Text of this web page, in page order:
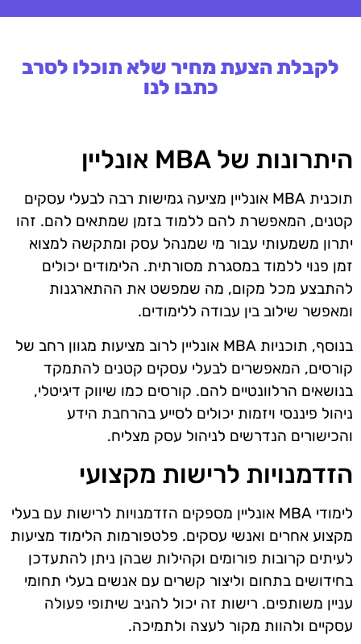
לקבלת הצעת מחיר שלא תוכלו לסרב
כתבו לנו
היתרונות של MBA אונליין
תוכנית MBA אונליין מציעה גמישות רבה לבעלי עסקים
קטנים, המאפשרת להם ללמוד בזמן שמתאים להם. זהו
יתרון משמעותי עבור מי שמנהל עסק ומתקשה למצוא
זמן פנוי ללמוד במסגרת מסורתית. הלימודים יכולים
להתבצע מכל מקום, מה שמפשט את ההתארגנות
ומאפשר שילוב בין עבודה ללימודים.
בנוסף, תוכניות MBA אונליין לרוב מציעות מגוון רחב של
קורסים, המאפשרים לבעלי עסקים קטנים להתמקד
בנושאים הרלוונטיים להם. קורסים כמו שיווק דיגיטלי,
ניהול פיננסי ויזמות יכולים לסייע בהרחבת הידע
והכישורים הנדרשים לניהול עסק מצליח.
הזדמנויות לרישות מקצועי
לימודי MBA אונליין מספקים הזדמנויות לרישות עם בעלי
מקצוע אחרים ואנשי עסקים. פלטפורמות הלימוד מציעות
לעיתים קרובות פורומים וקהילות שבהן ניתן להתעדכן
בחידושים בתחום וליצור קשרים עם אנשים בעלי תחומי
עניין משותפים. רישות זה יכול להניב שיתופי פעולה
עסקיים ולהוות מקור לעצה ולתמיכה.